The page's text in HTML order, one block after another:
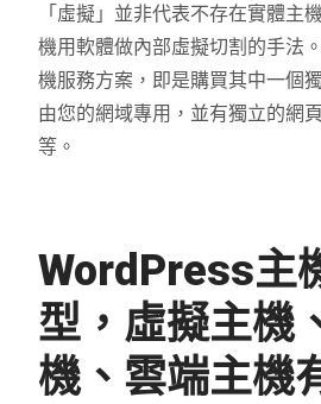
「虛擬」並非代表不存在實體主
機用軟體做內部虛擬切割的手法
機服務方案，即是購買其中一個
由您的網域專用，並有獨立的網
等。
WordPress主
型，虛擬主機
機、雲端主機